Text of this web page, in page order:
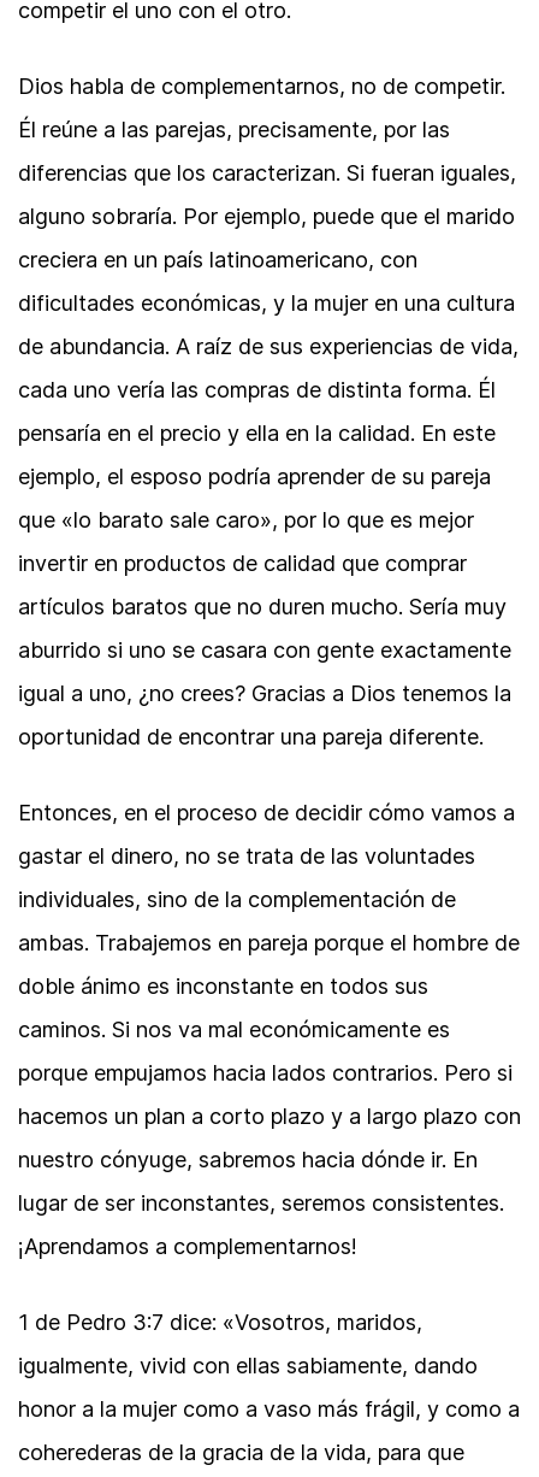
competir el uno con el otro.
Dios habla de complementarnos, no de competir.
Él reúne a las parejas, precisamente, por las
diferencias que los caracterizan. Si fueran iguales,
alguno sobraría. Por ejemplo, puede que el marido
creciera en un país latinoamericano, con
dificultades económicas, y la mujer en una cultura
de abundancia. A raíz de sus experiencias de vida,
cada uno vería las compras de distinta forma. Él
pensaría en el precio y ella en la calidad. En este
ejemplo, el esposo podría aprender de su pareja
que «lo barato sale caro», por lo que es mejor
invertir en productos de calidad que comprar
artículos baratos que no duren mucho. Sería muy
aburrido si uno se casara con gente exactamente
igual a uno, ¿no crees? Gracias a Dios tenemos la
oportunidad de encontrar una pareja diferente.
Entonces, en el proceso de decidir cómo vamos a
gastar el dinero, no se trata de las voluntades
individuales, sino de la complementación de
ambas. Trabajemos en pareja porque el hombre de
doble ánimo es inconstante en todos sus
caminos. Si nos va mal económicamente es
porque empujamos hacia lados contrarios. Pero si
hacemos un plan a corto plazo y a largo plazo con
nuestro cónyuge, sabremos hacia dónde ir. En
lugar de ser inconstantes, seremos consistentes.
¡Aprendamos a complementarnos!
1 de Pedro 3:7 dice: «Vosotros, maridos,
igualmente, vivid con ellas sabiamente, dando
honor a la mujer como a vaso más frágil, y como a
coherederas de la gracia de la vida, para que